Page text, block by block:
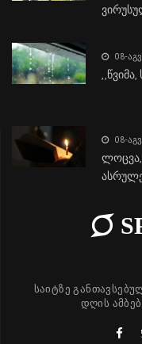
08-
08-
საიტზე
დღის